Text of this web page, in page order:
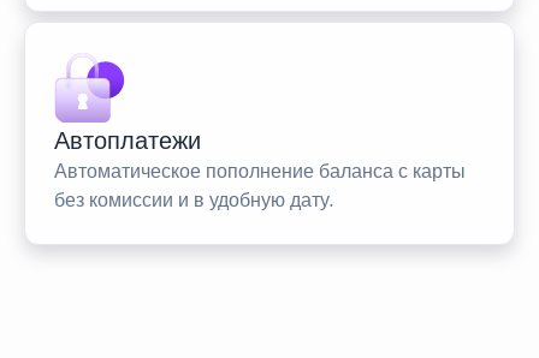
Автоплатежи
Автоматическое пополнение баланса с карты
без комиссии и в удобную дату.